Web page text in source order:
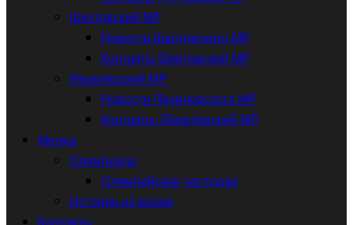
Шкотовский МР
Новости Шкотовского МР
Контакты Шкотовский МР
Яковлевский МР
Новости Яковлевского МР
Контакты: Яковлевский МР
Медиа
Олимпиада
Олимпийские частушки
Истории из жизни